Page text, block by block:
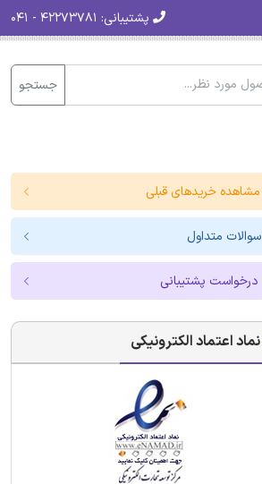
پشتیبانی:
جستجو
مشاهده خریدهای قبلی
سوالات متداول
درخواست پشتیبانی
نماد اعتماد الکترونیکی